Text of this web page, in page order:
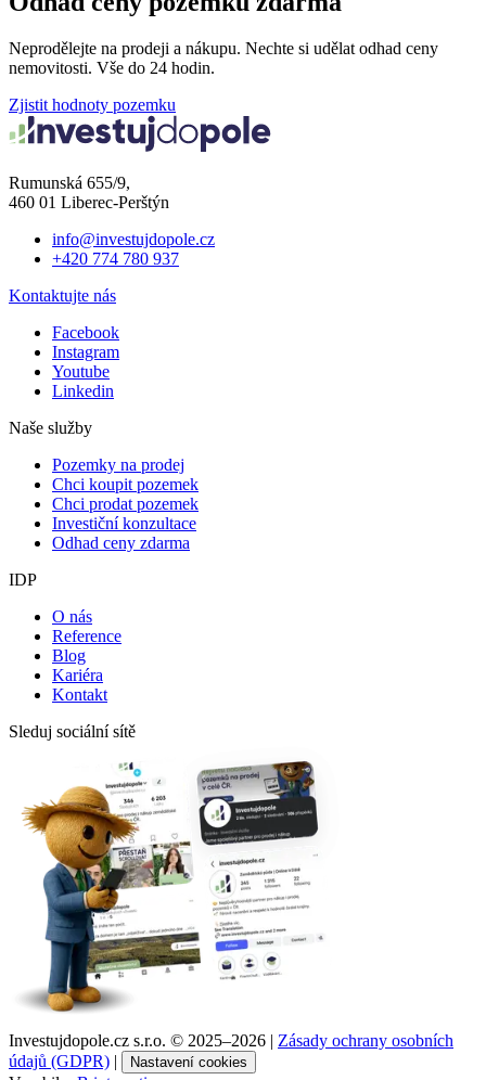
Neprodělejte na prodeji a nákupu. Nechte si udělat odhad ceny
nemovitosti. Vše do 24 hodin.
Zjistit hodnoty pozemku
Rumunská 655/9,
460 01 Liberec-Perštýn
info@investujdopole.cz
+420 774 780 937
Kontaktujte nás
Facebook
Instagram
Youtube
Linkedin
Naše služby
Pozemky na prodej
Chci koupit pozemek
Chci prodat pozemek
Investiční konzultace
Odhad ceny zdarma
IDP
O nás
Reference
Blog
Kariéra
Kontakt
Sleduj sociální sítě
Investujdopole.cz s.r.o. © 2025–2026 | Zásady ochrany osobních
údajů (GDPR) | Nastavení cookies